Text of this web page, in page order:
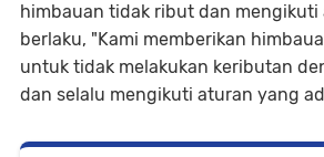
himbauan tidak ribut dan mengikuti
berlaku, "Kami memberikan
untuk tidak melakukan keributan
dan selalu mengikuti aturan yang